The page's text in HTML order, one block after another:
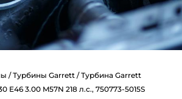
/Турбины Garrett/ Турбина Garrett
E46 3.00 M57N 218 л.с., 750773-5015S